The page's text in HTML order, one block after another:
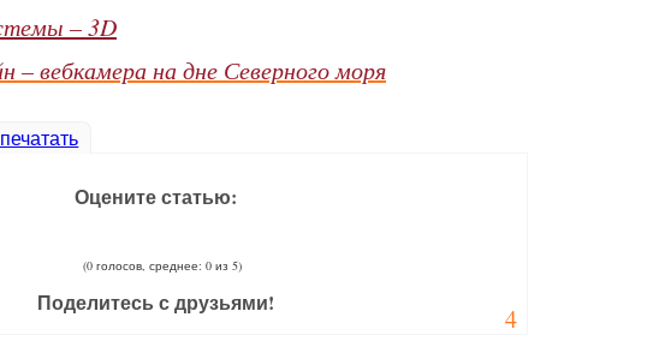
4
– 3D
– вебкамера на дне Северного моря
Оцените статью:
(0 голосов, среднее: 0 из 5)
Поделитесь с друзьями!